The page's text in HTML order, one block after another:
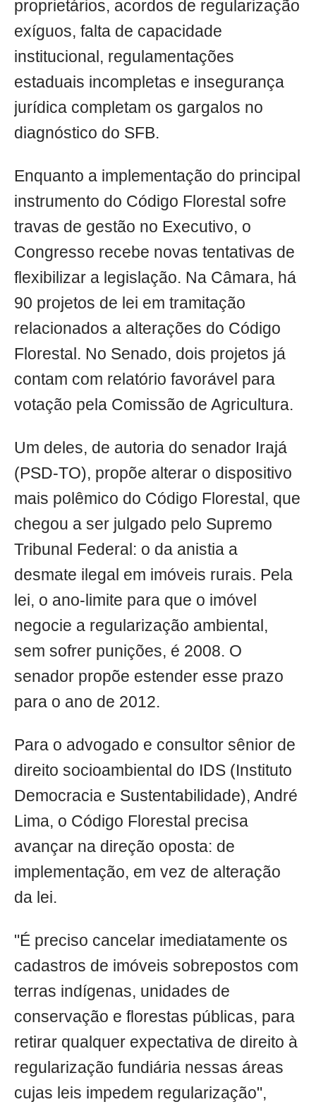
proprietários, acordos de regularização
exíguos, falta de capacidade
institucional, regulamentações
estaduais incompletas e insegurança
jurídica completam os gargalos no
diagnóstico do SFB.
Enquanto a implementação do principal
instrumento do Código Florestal sofre
travas de gestão no Executivo, o
Congresso recebe novas tentativas de
flexibilizar a legislação. Na Câmara, há
90 projetos de lei em tramitação
relacionados a alterações do Código
Florestal. No Senado, dois projetos já
contam com relatório favorável para
votação pela Comissão de Agricultura.
Um deles, de autoria do senador Irajá
(PSD-TO), propõe alterar o dispositivo
mais polêmico do Código Florestal, que
chegou a ser julgado pelo Supremo
Tribunal Federal: o da anistia a
desmate ilegal em imóveis rurais. Pela
lei, o ano-limite para que o imóvel
negocie a regularização ambiental,
sem sofrer punições, é 2008. O
senador propõe estender esse prazo
para o ano de 2012.
Para o advogado e consultor sênior de
direito socioambiental do IDS (Instituto
Democracia e Sustentabilidade), André
Lima, o Código Florestal precisa
avançar na direção oposta: de
implementação, em vez de alteração
da lei.
"É preciso cancelar imediatamente os
cadastros de imóveis sobrepostos com
terras indígenas, unidades de
conservação e florestas públicas, para
retirar qualquer expectativa de direito à
regularização fundiária nessas áreas
cujas leis impedem regularização",